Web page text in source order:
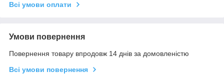
Всі умови оплати
Умови повернення
Повернення товару впродовж 14 днів за домовленістю
Всі умови повернення